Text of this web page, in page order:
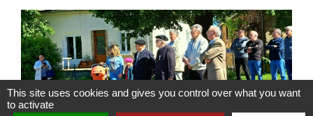
This site uses cookies and gives you control over what you want
to activate